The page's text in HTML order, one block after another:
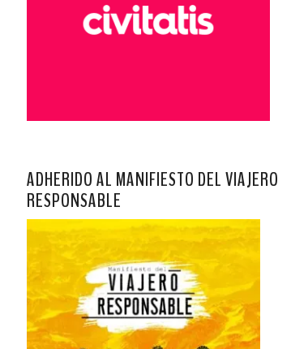
ADHERIDO AL MANIFIESTO DEL VIAJERO
RESPONSABLE